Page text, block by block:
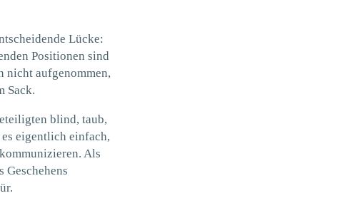
Lücke:
Positionen sind
nicht aufgenommen,
Sack.
blind, taub,
eigentlich einfach,
Als
Geschehens